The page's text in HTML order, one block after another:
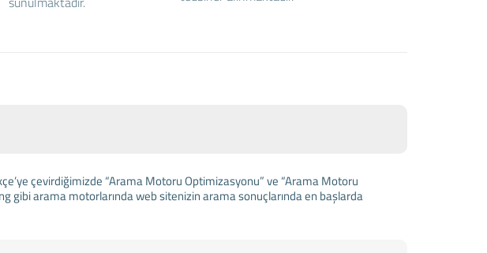
çevirdiğimizde “Arama Motoru Optimizasyonu” ve “Arama Motoru
gibi arama motorlarında web sitenizin arama sonuçlarında en başlarda